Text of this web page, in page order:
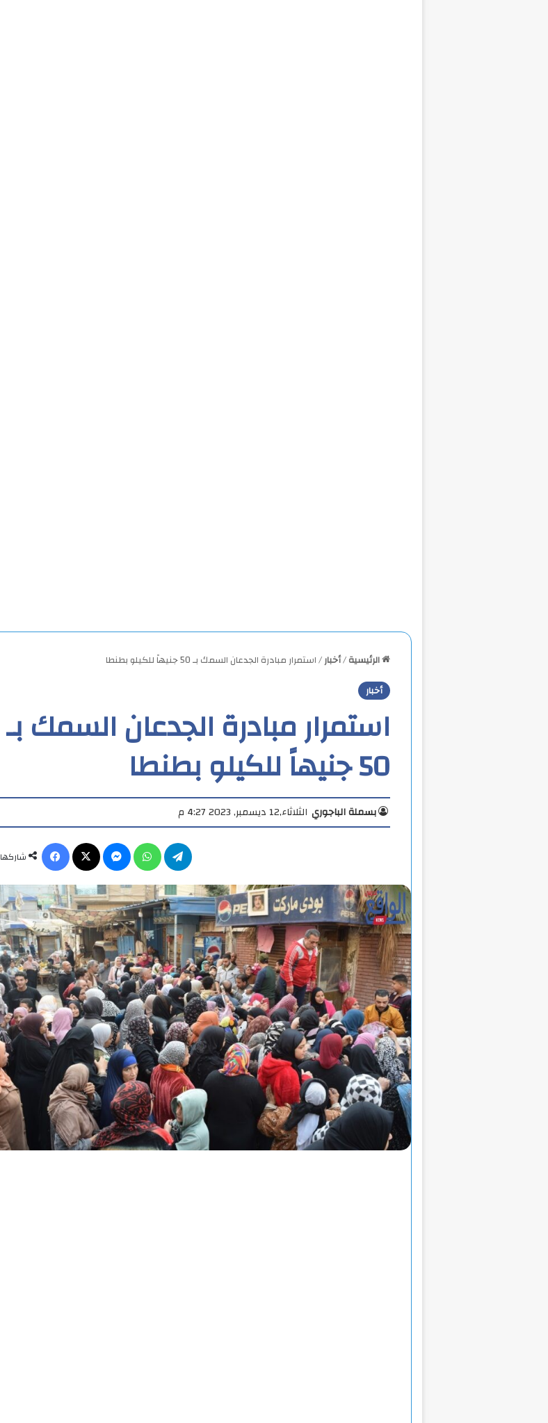
الرئيسية/أخبار/استمرار مبادرة الجدعان السمك بـ 50 جنيهاً للكيلو بطنطا
أخبار
استمرار مبادرة الجدعان السمك بـ
50 جنيهاً للكيلو بطنطا
بسملة الباجوري الثلاثاء,12 ديسمبر, 2023 4:27 م
شاركها
ماسنجر واتساب تيلقرام